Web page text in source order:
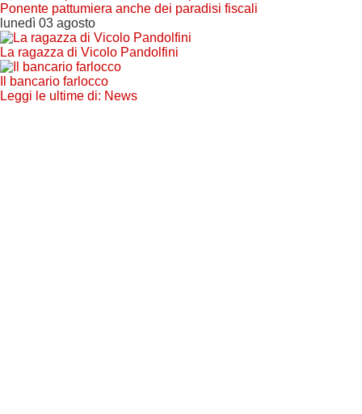
Ponente pattumiera anche dei paradisi fiscali
lunedì 03 agosto
La ragazza di Vicolo Pandolfini
Il bancario farlocco
Leggi le ultime di: News